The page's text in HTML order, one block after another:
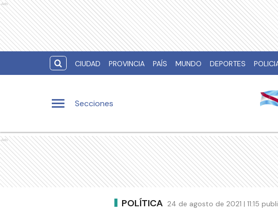
Ads
CIUDAD PROVINCIA PAÍS MUNDO DEPORTES
Secciones
Ads
POLÍTICA 24 de agosto de 2021 | 11:15